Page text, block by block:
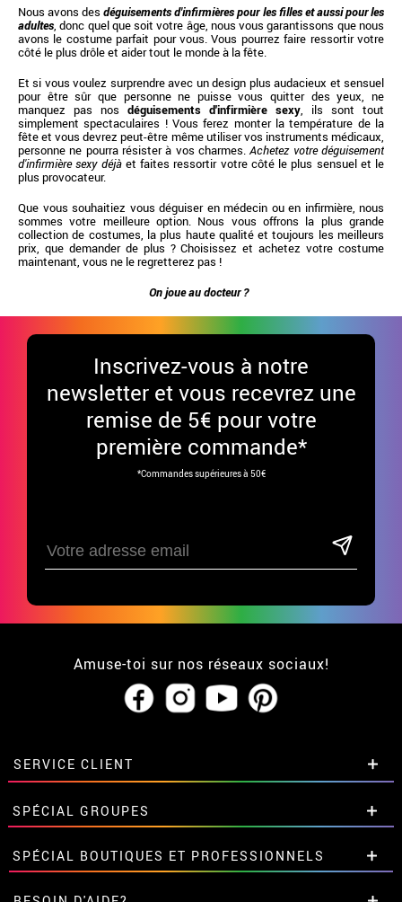
Nous avons desdéguisements d'infirmières pour les filleset aussi pour les
adultes, donc quel que soit votre âge, nous vous garantissons que nous
avons le costume parfait pour vous. Vous pourrez faire ressortir votre
côté le plus drôle et aider tout le monde à la fête.
Et si vous voulez surprendre avec un design plus audacieux et sensuel
pour être sûr que personne ne puisse vous quitter des yeux, ne
manquez pas nos déguisements d'infirmière sexy, ils sont tout
simplement spectaculaires ! Vous ferez monter la température de la
fête et vous devrez peut-être même utiliser vos instruments médicaux,
personne ne pourra résister à vos charmes.Achetez votre déguisement
d'infirmière sexy déjàet faites ressortir votre côté le plus sensuel et le
plus provocateur.
Que vous souhaitiez vous déguiser en médecin ou en infirmière, nous
sommes votre meilleure option. Nous vous offrons la plus grande
collection de costumes, la plus haute qualité et toujours les meilleurs
prix, que demander de plus ? Choisissez et achetez votre costume
maintenant, vous ne le regretterez pas !
On joue au docteur ?
Inscrivez-vous à notre
newsletter et vous recevrez une
remise de 5€ pour votre
première commande*
*Commandes supérieures à 50€
Amuse-toi sur nos réseaux sociaux!
SERVICE CLIENT
• Qui sommes-nous?
• CGV
• Mentions légaleset Proteccion des données
• Soutien
• Loi des Cookies
SPÉCIAL GROUPES
Remises spéciales pour groupes et
grandes commandes.
Contactez-nous ici
SPÉCIAL BOUTIQUES ET PROFESSIONNELS